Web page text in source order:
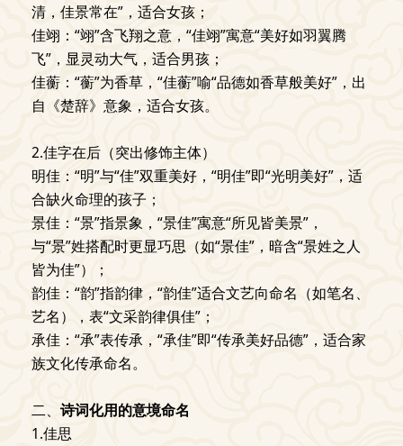
清，佳景常在”，适合女孩；
佳翊：“翊”含飞翔之意，“佳翊”寓意“美好如羽翼腾
飞”，显灵动大气，适合男孩；
佳蘅：“蘅”为香草，“佳蘅”喻“品德如香草般美好”，出
自《楚辞》意象，适合女孩。
2.佳字在后（突出修饰主体）
明佳：“明”与“佳”双重美好，“明佳”即“光明美好”，适
合缺火命理的孩子；
景佳：“景”指景象，“景佳”寓意“所见皆美景”，
与“景”姓搭配时更显巧思（如“景佳”，暗含“景姓之人
皆为佳”）；
韵佳：“韵”指韵律，“韵佳”适合文艺向命名（如笔名、
艺名），表“文采韵律俱佳”；
承佳：“承”表传承，“承佳”即“传承美好品德”，适合家
族文化传承命名。
二、 诗词化用的意境命名
1.佳思